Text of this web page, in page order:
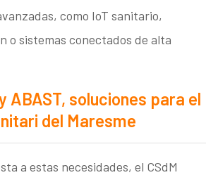
como IoT sanitario,
o sistemas conectados de alta
ABAST, soluciones para el
del Maresme
a estas necesidades, el CSdM